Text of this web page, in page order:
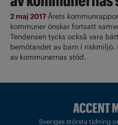
2 maj 2017Årets
kommuner önskar fortsatt
Tendensen tycks också vara
bemötandet av barn i riskmiljö.
av kommunernas stöd.
Sveriges största tidning